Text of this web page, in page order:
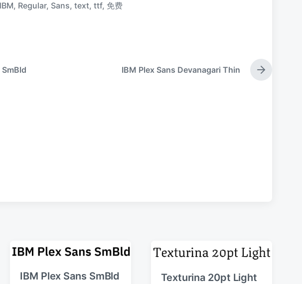
IBM, Regular, Sans,text,ttf, 免费
下
篇
IBM Plex Sans Devanagari Thin
IBM Plex Sans SmBld Texturina 20pt Light